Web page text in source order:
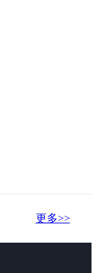
更多>>